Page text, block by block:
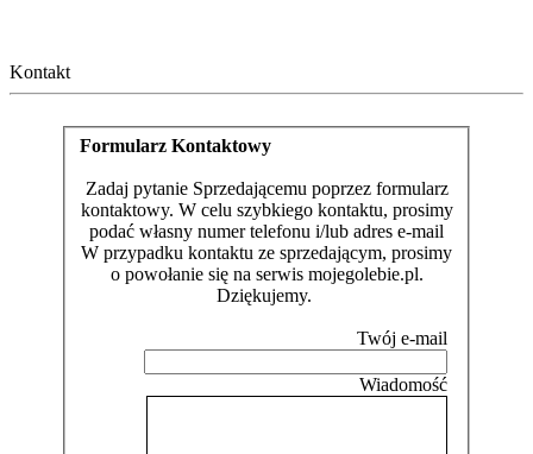
Kontakt
Formularz Kontaktowy
Zadaj pytanie Sprzedającemu poprzez formularz
kontaktowy. W celu szybkiego kontaktu, prosimy
podać własny numer telefonu i/lub adres e-mail
W przypadku kontaktu ze sprzedającym, prosimy
o powołanie się na serwis mojegolebie.pl.
Dziękujemy.
Wiadomość